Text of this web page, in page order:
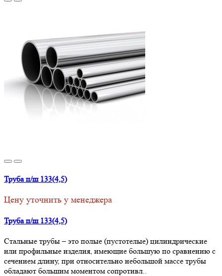
Труба п/ш 133(4,5)
Цену уточнить у менеджера
Труба п/ш 133(4,5)
Стальные трубы – это полые (пустотелые) цилиндрические
или профильные изделия, имеющие большую по сравнению с
сечением длину, при относительно небольшой массе трубы
обладают большим моментом сопротивл..